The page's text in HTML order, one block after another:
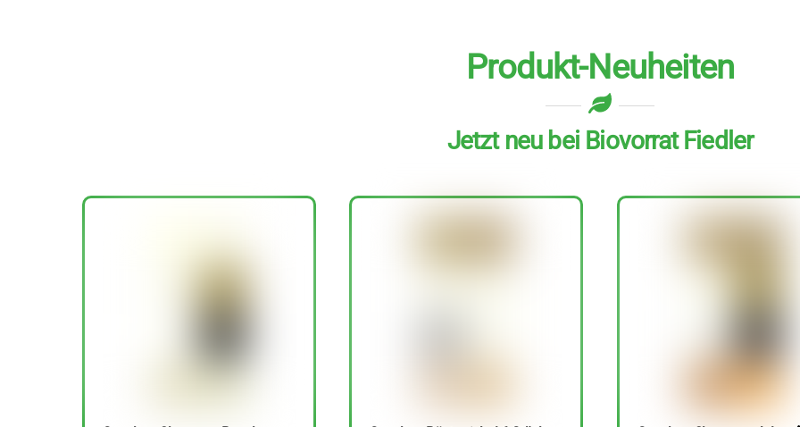
Produkt-Neuheiten
Jetzt neu bei Biovorrat Fiedler